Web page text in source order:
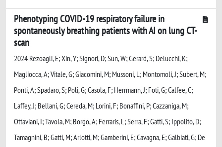
Phenotyping COVID-19 respiratory failure in
spontaneously breathing patients with AI on lung CT-
scan
2024 Rezoagli, E; Xin, Y; Signori, D; Sun, W; Gerard, S; Delucchi, K;
Magliocca, A; Vitale, G; Giacomini, M; Mussoni, L; Montomoli, J; Subert, M;
Ponti, A; Spadaro, S; Poli, G; Casola, F; Herrmann, J; Foti, G; Calfee, C;
Laffey, J; Bellani, G; Cereda, M; Lorini, F; Bonaffini, P; Cazzaniga, M;
Ottaviani, I; Tavola, M; Borgo, A; Ferraris, L; Serra, F; Gatti, S; Ippolito, D;
Tamagnini, B; Gatti, M; Arlotti, M; Gamberini, E; Cavagna, E; Galbiati, G; De